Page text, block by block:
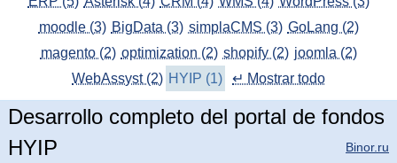
moodle (3) BigData (3) simplaCMS (3) GoLang (2)
magento (2) optimization (2) shopify (2) joomla (2)
WebAssyst (2) HYIP (1) ↵ Mostrar todo
Desarrollo completo del portal de fondos
HYIP
Binor.ru